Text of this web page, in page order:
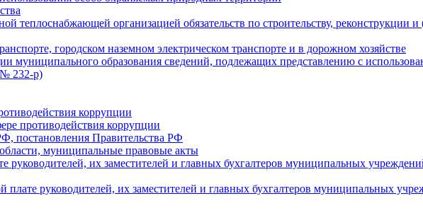
теплоснабжающей организацией обязательств по строительству, реконструкции
городском наземном электрическом транспорте и в дорожном хозяйстве
муниципального образования сведений, подлежащих представлению с
№ 232-р)
коррупции
противодействия коррупции
постановления Правительства РФ
муниципальные правовые акты
руководителей, их заместителей и главных бухгалтеров муниципальных
плате руководителей, их заместителей и главных бухгалтеров муниципальных